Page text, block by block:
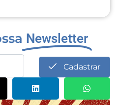
Newsletter
Cadastrar